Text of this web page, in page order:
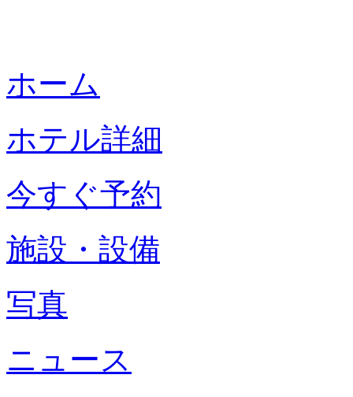
ホーム
ホテル詳細
今すぐ予約
施設・設備
写真
ニュース